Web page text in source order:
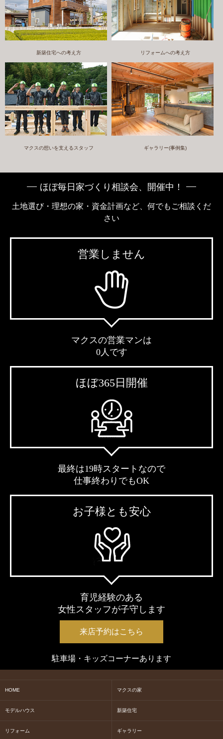
新築住宅への考え方 リフォームへの考え方
マクスの想いを支えるスタッフ ギャラリー(事例集)
ほぼ毎日家づくり相談会、開催中！
土地選び・理想の家・資金計画など、何でもご相談くだ
さい
営業しません
マクスの営業マンは
0人です
ほぼ365日開催
最終は19時スタートなので
仕事終わりでもOK
お子様とも安心
育児経験のある
女性スタッフが子守します
来店予約はこちら
駐車場・キッズコーナーあります
HOME マクスの家
モデルハウス 新築住宅
リフォーム ギャラリー